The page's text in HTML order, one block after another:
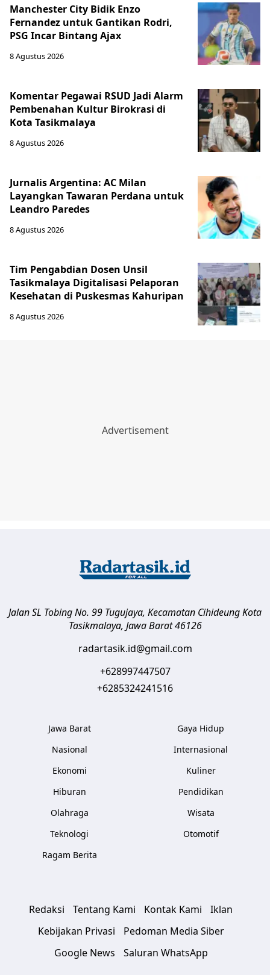
Manchester City Bidik Enzo
Fernandez untuk Gantikan Rodri,
PSG Incar Bintang Ajax
8 Agustus 2026
Komentar Pegawai RSUD Jadi Alarm
Pembenahan Kultur Birokrasi di
Kota Tasikmalaya
8 Agustus 2026
Jurnalis Argentina: AC Milan
Layangkan Tawaran Perdana untuk
Leandro Paredes
8 Agustus 2026
Tim Pengabdian Dosen Unsil
Tasikmalaya Digitalisasi Pelaporan
Kesehatan di Puskesmas Kahuripan
8 Agustus 2026
Jalan SL Tobing No. 99 Tugujaya, Kecamatan CihideungKota
Tasikmalaya, Jawa Barat 46126
radartasik.id@gmail.com
+628997447507
+6285324241516
Jawa Barat
Nasional
Ekonomi
Hiburan
Olahraga
Teknologi
Ragam Berita
Gaya Hidup
Internasional
Kuliner
Pendidikan
Wisata
Otomotif
Redaksi Tentang Kami Kontak Kami
Iklan
Kebijakan Privasi
Pedoman Media Siber
Google News
Saluran WhatsApp